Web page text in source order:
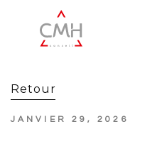
Retour
JANVIER 29, 2026